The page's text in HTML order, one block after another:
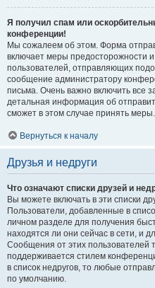
Я получил спам или
конференции!
Мы сожалеем об этом. Форма
включает меры предосторожности
пользователей, отправляющих
сообщение администратору
письма. Очень важно включить все
детальная информация об
сможет в этом случае принять меры.
Вернуться к началу
Друзья и недруги
Что означают списки друзей и
Вы можете включать в эти списки
Пользователи, добавленные в
личном разделе для получения
находятся ли они сейчас в сети, и
Сообщения от этих пользователей
поддерживается стилем
в список недругов, то любые
по умолчанию.